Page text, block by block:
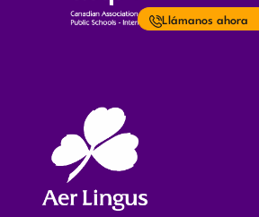
Llámanos ahora